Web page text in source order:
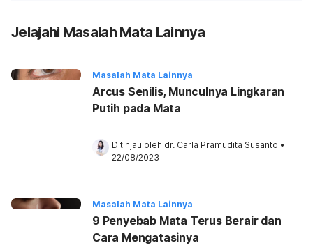
Jelajahi Masalah Mata Lainnya
Masalah Mata Lainnya
Arcus Senilis, Munculnya Lingkaran
Putih pada Mata
Ditinjau oleh dr. Carla Pramudita Susanto •
22/08/2023
Masalah Mata Lainnya
9 Penyebab Mata Terus Berair dan
Cara Mengatasinya